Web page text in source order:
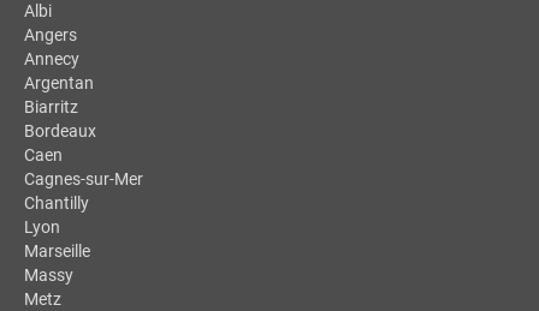
Albi
Angers
Annecy
Argentan
Biarritz
Bordeaux
Caen
Cagnes-sur-Mer
Chantilly
Lyon
Marseille
Massy
Metz